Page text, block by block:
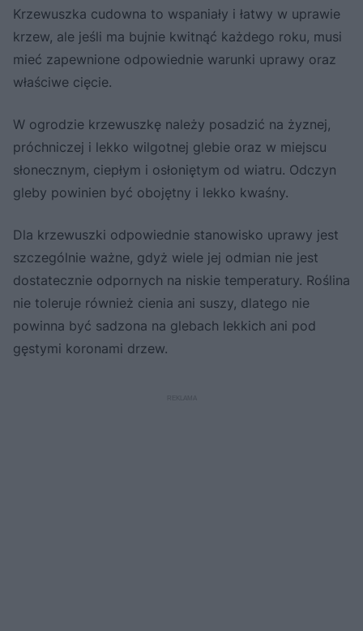
Krzewuszka cudowna to wspaniały i łatwy w uprawie
krzew, ale jeśli ma bujnie kwitnąć każdego roku, musi
mieć zapewnione odpowiednie warunki uprawy oraz
właściwe cięcie.
W ogrodzie krzewuszkę należy posadzić na żyznej,
próchniczej i lekko wilgotnej glebie oraz w miejscu
słonecznym, ciepłym i osłoniętym od wiatru. Odczyn
gleby powinien być obojętny i lekko kwaśny.
Dla krzewuszki odpowiednie stanowisko uprawy jest
szczególnie ważne, gdyż wiele jej odmian nie jest
dostatecznie odpornych na niskie temperatury. Roślina
nie toleruje również cienia ani suszy, dlatego nie
powinna być sadzona na glebach lekkich ani pod
gęstymi koronami drzew.